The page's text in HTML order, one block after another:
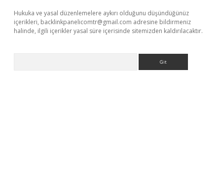
Hukuka ve yasal düzenlemelere aykırı olduğunu düşündüğünüz
içerikleri, backlinkpanelicomtr@gmail.com adresine bildirmeniz
halinde, ilgili içerikler yasal süre içerisinde sitemizden kaldırılacaktır.